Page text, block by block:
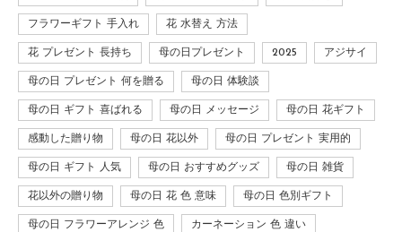
フラワーギフト 手入れ 花 水替え 方法
花 プレゼント 長持ち 母の日プレゼント 2025 アジサイ
母の日 プレゼント 何を贈る 母の日 体験談
母の日 ギフト 喜ばれる 母の日 メッセージ 母の日 花ギフト
感動した贈り物 母の日 花以外 母の日 プレゼント 実用的
母の日 ギフト 人気 母の日 おすすめグッズ 母の日 雑貨
花以外の贈り物 母の日 花 色 意味 母の日 色別ギフト
母の日 フラワーアレンジ 色 カーネーション 色 違い